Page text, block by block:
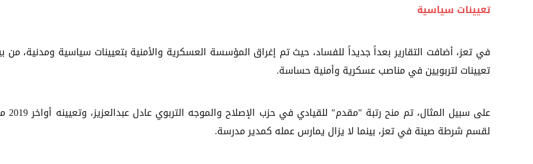
تعيينات سياسية
في تعز، أضافت التقارير بعداً جديداً للفساد، حيث تم إغراق المؤسسة العسكرية والأمنية بتعيينات سياسية ومدنية، من
تعيينات لتربويين في مناصب عسكرية وأمنية حساسة.
على سبيل المثال، تم منح
لقسم شرطة صينة في تعز، بينما لا يزال يمارس عمله كمدير مدرسة.